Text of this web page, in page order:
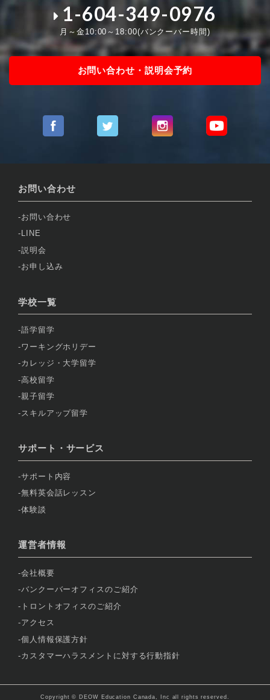
1-604-349-0976
月～金10:00～18:00(バンクーバー時間)
お問い合わせ・説明会予約
お問い合わせ
お問い合わせ
LINE
説明会
お申し込み
学校一覧
語学留学
ワーキングホリデー
カレッジ・大学留学
高校留学
親子留学
スキルアップ留学
サポート・サービス
サポート内容
無料英会話レッスン
体験談
運営者情報
会社概要
バンクーバーオフィスのご紹介
トロントオフィスのご紹介
アクセス
個人情報保護方針
カスタマーハラスメントに対する行動指針
Copyright © DEOW Education Canada, Inc all rights reserved.